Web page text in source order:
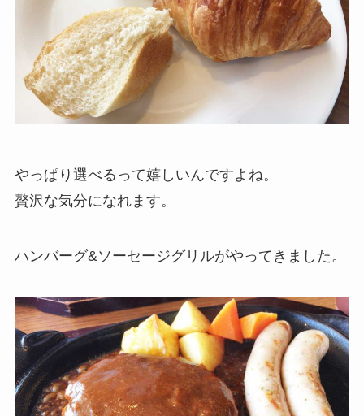
やっぱり選べるって嬉しいんですよね。
贅沢な気分になれます。
ハンバーグ&ソーセージグリルがやってきました。